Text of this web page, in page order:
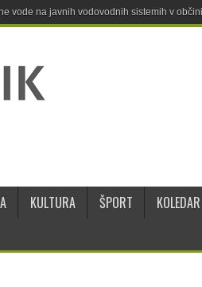
vode na javnih vodovodnih sistemih v občini
KULTURA ŠPORT